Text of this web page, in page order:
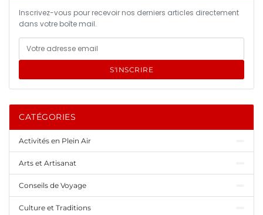
Inscrivez-vous pour recevoir nos derniers articles directement
dans votre boîte mail.
S'INSCRIRE
CATÉGORIES
Activités en Plein Air
Arts et Artisanat
Conseils de Voyage
Culture et Traditions